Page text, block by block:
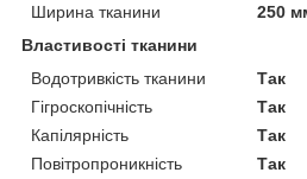
Ширина тканини
250
Властивості тканини
Водотривкість тканини
Так
Гігроскопічність
Так
Капілярність
Так
Повітропроникність
Так